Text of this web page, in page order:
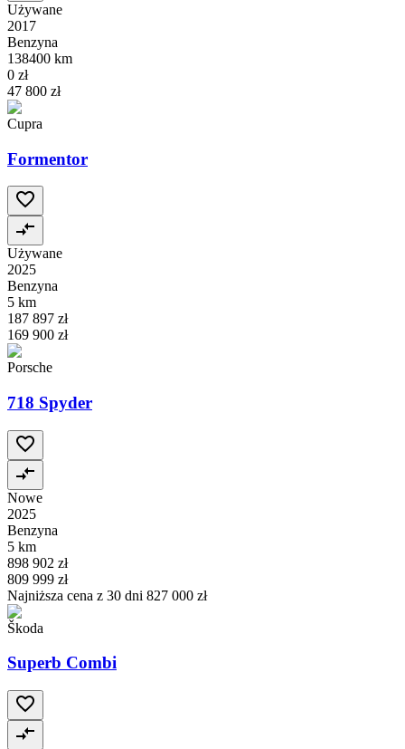
Używane
2017
Benzyna
138400 km
0 zł
47 800 zł
Cupra
Formentor
Używane
2025
Benzyna
5 km
187 897 zł
169 900 zł
Porsche
718 Spyder
Nowe
2025
Benzyna
5 km
898 902 zł
809 999 zł
Najniższa cena z 30 dni 827 000 zł
Škoda
Superb Combi